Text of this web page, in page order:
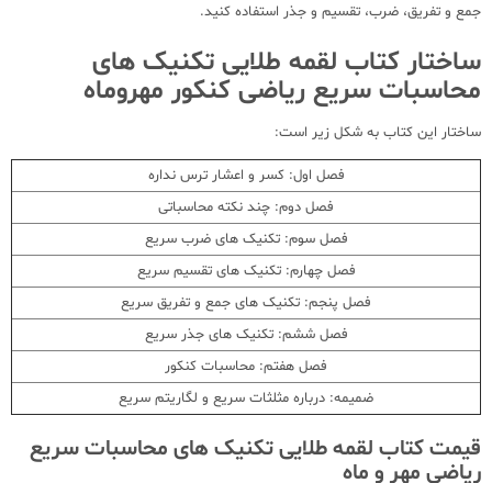
جمع و تفریق، ضرب، تقسیم و جذر استفاده کنید.
ساختار کتاب لقمه طلایی تکنیک های
محاسبات سریع ریاضی کنکور مهروماه
ساختار این کتاب به شکل زیر است:
فصل اول: کسر و اعشار ترس نداره
فصل دوم: چند نکته محاسباتی
فصل سوم: تکنیک های ضرب سریع
فصل چهارم: تکنیک های تقسیم سریع
فصل پنجم: تکنیک های جمع و تفریق سریع
فصل ششم: تکنیک های جذر سریع
فصل هفتم: محاسبات کنکور
ضمیمه: درباره مثلثات سریع و لگاریتم سریع
قیمت کتاب لقمه طلایی تکنیک های محاسبات سریع
ریاضی مهر و ماه